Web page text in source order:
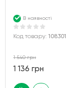
В наявності
Код товару: 108301
1 540 грн
1 136 грн